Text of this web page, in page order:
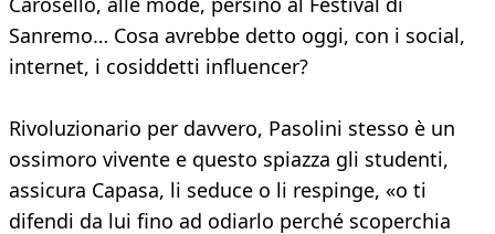
Sanremo… Cosa avrebbe detto oggi, con i social,
internet, i cosiddetti influencer?
Rivoluzionario per davvero, Pasolini stesso è un
ossimoro vivente e questo spiazza gli studenti,
assicura Capasa, li seduce o li respinge, «o ti
difendi da lui fino ad odiarlo perché scoperchia